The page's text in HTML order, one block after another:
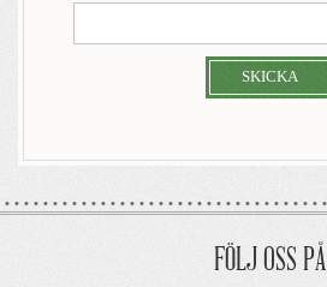
SKICKA
FÖLJ OSS PÅ